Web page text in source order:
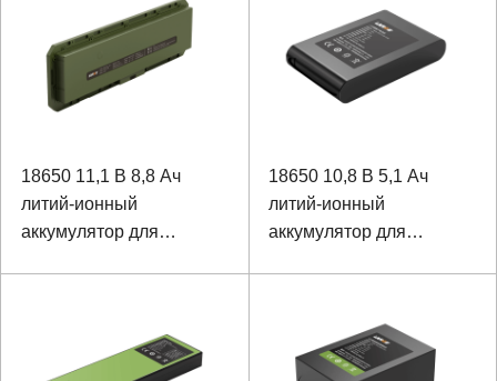
18650 11,1 В 8,8 Ач
литий-ионный
аккумулятор для
18650 10,8 В 5,1 Ач
литий-ионный
аккумулятор для